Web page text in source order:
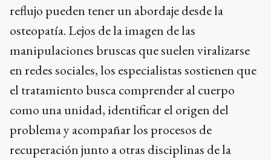
reflujo pueden tener un abordaje desde la
osteopatía. Lejos de la imagen de las
manipulaciones bruscas que suelen viralizarse
en redes sociales, los especialistas sostienen que
el tratamiento busca comprender al cuerpo
como una unidad, identificar el origen del
problema y acompañar los procesos de
recuperación junto a otras disciplinas de la